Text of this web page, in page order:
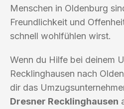
Menschen in Oldenburg
Freundlichkeit und
schnell wohlfühlen wirst.
Wenn du Hilfe bei deinem
Recklinghausen nach
dir das
Dresner Recklinghausen